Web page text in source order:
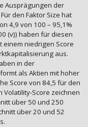
Ausprägungen der
den Faktor Size hat
4,9 von 100 – 95,1%
(v)) haben für diesen
einem niedrigen Score
aus.
in der
als Aktien mit hoher
Score von 84,5 für den
Volatility-Score zeichnen
über 50 und 250
über 20 und 52